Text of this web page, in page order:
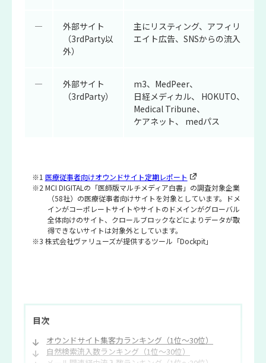
―
外部サイト
（3rdParty以
外）
主にリスティング、アフィリ
エイト広告、SNSからの流入
―
外部サイト
（3rdParty）
m3、 MedPeer、
日経メディカル、 HOKUTO、
Medical Tribune、
ケアネット、
medパス
※1 医療従事者向けオウンドサイト定期レポート
※2 MCI DIGITALの「医師版マルチメディア白書」の調査対象企業
（58社）の医療従事者向けサイトを対象としています。ドメ
インがコーポレートサイトやサイトのドメインがグローバル
全体向けのサイト、クロールブロックなどによりデータが取
得できないサイトは対象外としています。
※3 株式会社ヴァリューズが提供するツール「Dockpit」
目次
オウンドサイト集客力ランキング（1位～30位）
自然検索流入数ランキング（1位～30位）